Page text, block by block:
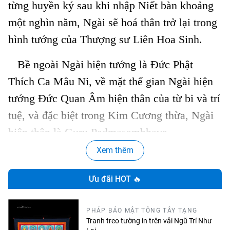
từng huyền ký sau khi nhập Niết bàn khoảng
một nghìn năm, Ngài sẽ hoá thân trở lại trong
hình tướng của Thượng sư Liên Hoa Sinh.
Bề ngoài Ngài hiện tướng là Đức Phật
Thích Ca Mâu Ni, về mặt thế gian Ngài hiện
tướng Đức Quan Âm hiện thân của từ bi và trí
tuệ, và đặc biệt trong Kim Cương thừa, Ngài
hiện thân là Guru Padmasambhava.
Vì muốn độ hữu tình chúng sinh phát sinh
chính tín và nhanh chóng đạt đến quả vị Phật
nên Ngài thị hiện ở thế giới Ta bà với danh
hiệu là PEMA JUNG NE. Thượng sư Liên
Hoa Sinh có rất nhiều hoá thân, như ba hoá
Xem thêm
Ưu đãi HOT 🔥
PHÁP BẢO MẬT TÔNG TÂY TẠNG
Tranh treo tường in trên vải Ngũ Trí Như